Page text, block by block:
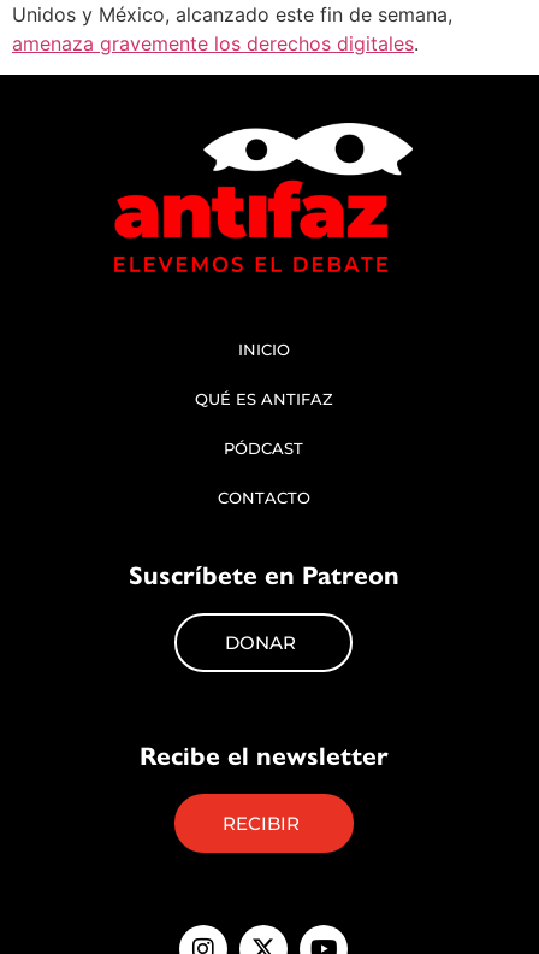
Unidos y México, alcanzado este fin de semana,
amenaza gravemente los derechos digitales.
INICIO
QUÉ ES ANTIFAZ
PÓDCAST
CONTACTO
Suscríbete en Patreon
DONAR
Recibe el newsletter
RECIBIR